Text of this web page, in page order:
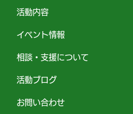
活動内容
イベント情報
相談・支援について
活動ブログ
お問い合わせ